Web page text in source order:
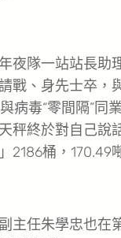
隊一站站長助
戰、身先士卒，
病毒“零間隔”同
秤終於對自己說
桶，170.49
任朱學忠也在